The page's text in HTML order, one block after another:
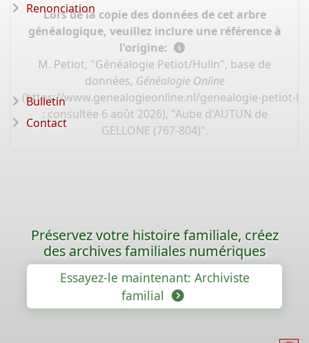
Lors de la copie des données de cet arbre
généalogique, veuillez inclure une référence à
l'origine:
M. Petiot, "Généalogie Petiot/Hulin", base de
données, Généalogie Online
(https://www.genealogieonline.nl/genealogie-petiot-
: consultée 6 août 2026), "Aube d'AUTUN de
GELLONE (767-804)".
Renonciation
Bulletin
Contact
Préservez votre histoire familiale, créez
des archives familiales numériques
Essayez-le maintenant: Archiviste
familial